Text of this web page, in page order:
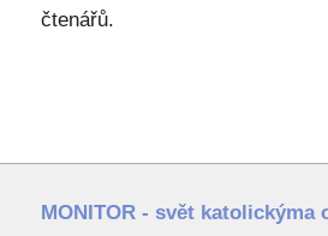
čtenářů.
MONITOR - svět katolickýma